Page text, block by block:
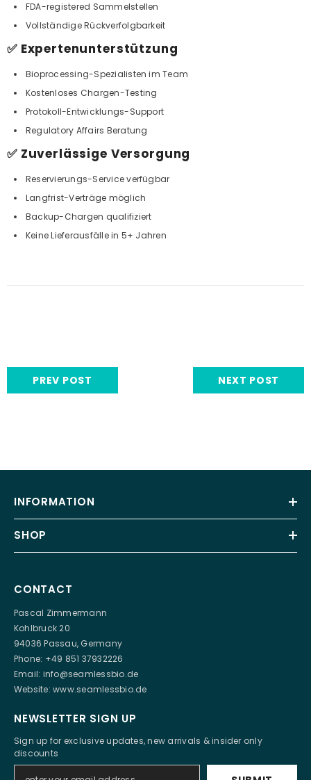
FDA-registered Sammelstellen
Vollständige Rückverfolgbarkeit
✅ Expertenunterstützung
Bioprocessing-Spezialisten im Team
Kostenloses Chargen-Testing
Protokoll-Entwicklungs-Support
Regulatory Affairs Beratung
✅ Zuverlässige Versorgung
Reservierungs-Service verfügbar
Langfrist-Verträge möglich
Backup-Chargen qualifiziert
Keine Lieferausfälle in 5+ Jahren
PREV POST NEXT POST
INFORMATION
SHOP
CONTACT
Pascal Zimmermann
Kohlbruck 20
94036 Passau, Germany
Phone: +49 851 37932226
Email: info@seamlessbio.de
Website:www.seamlessbio.de
NEWSLETTER SIGN UP
Sign up for exclusive updates, new arrivals & insider only
discounts